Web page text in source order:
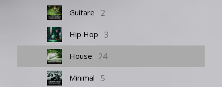
Guitare 2
Hip Hop 3
House 24
Minimal 5